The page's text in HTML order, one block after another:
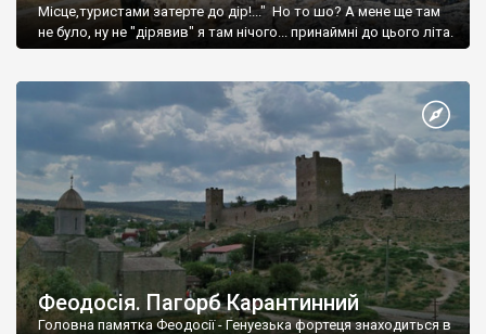
Місце,туристами затерте до дір!..." Но то шо? А мене ще там
не було, ну не "дірявив" я там нічого... принаймні до цього літа.
Феодосія. Пагорб Карантинний
Головна памятка Феодосії - Генуезька фортеця знаходиться в